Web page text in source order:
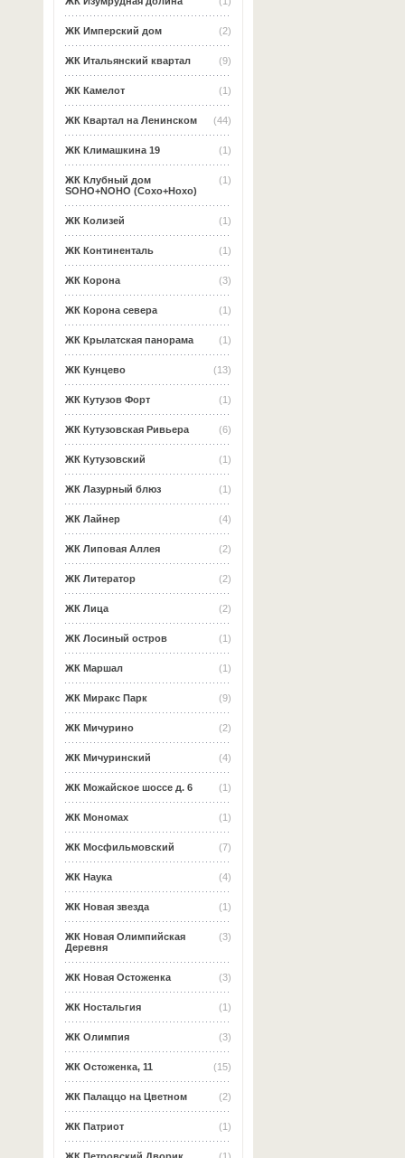
(2)
ЖК Имперский дом
(9)
ЖК Итальянский квартал
(1)
ЖК Камелот
(44)
ЖК Квартал на Ленинском
(1)
ЖК Климашкина 19
(1)
ЖК Клубный дом
SOHO+NOHO (Сохо+Нохо)
(1)
ЖК Колизей
(1)
ЖК Континенталь
(3)
ЖК Корона
(1)
ЖК Корона севера
(1)
ЖК Крылатская панорама
(13)
ЖК Кунцево
(1)
ЖК Кутузов Форт
(6)
ЖК Кутузовская Ривьера
(1)
ЖК Кутузовский
(1)
ЖК Лазурный блюз
(4)
ЖК Лайнер
(2)
ЖК Липовая Аллея
(2)
ЖК Литератор
(2)
ЖК Лица
(1)
ЖК Лосиный остров
(1)
ЖК Маршал
(9)
ЖК Миракс Парк
(2)
ЖК Мичурино
(4)
ЖК Мичуринский
(1)
ЖК Можайское шоссе д. 6
(1)
ЖК Мономах
(7)
ЖК Мосфильмовский
(4)
ЖК Наука
(1)
ЖК Новая звезда
(3)
ЖК Новая Олимпийская
Деревня
(3)
ЖК Новая Остоженка
(1)
ЖК Ностальгия
(3)
ЖК Олимпия
(15)
ЖК Остоженка, 11
(2)
ЖК Палаццо на Цветном
(1)
ЖК Патриот